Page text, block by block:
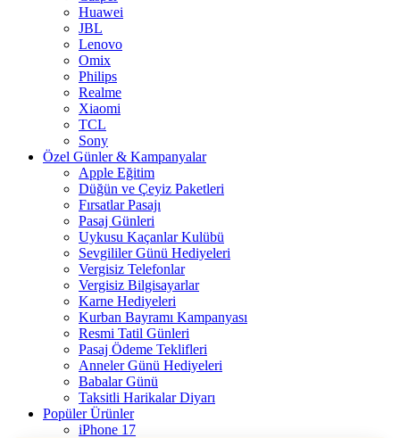
Huawei
JBL
Lenovo
Omix
Philips
Realme
Xiaomi
TCL
Sony
Özel Günler & Kampanyalar
Apple Eğitim
Düğün ve Çeyiz Paketleri
Fırsatlar Pasajı
Pasaj Günleri
Uykusu Kaçanlar Kulübü
Sevgililer Günü Hediyeleri
Vergisiz Telefonlar
Vergisiz Bilgisayarlar
Karne Hediyeleri
Kurban Bayramı Kampanyası
Resmi Tatil Günleri
Pasaj Ödeme Teklifleri
Anneler Günü Hediyeleri
Babalar Günü
Taksitli Harikalar Diyarı
Popüler Ürünler
iPhone 17